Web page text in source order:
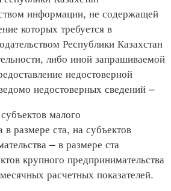
информации, не содержащей
которых требуется в
Республики Казахстан
либо иной запрашиваемой
недостоверной
недостоверных сведений –
малого
в размере ста, на субъектов
– в размере ста
крупного предпринимательства
расчетных показателей.